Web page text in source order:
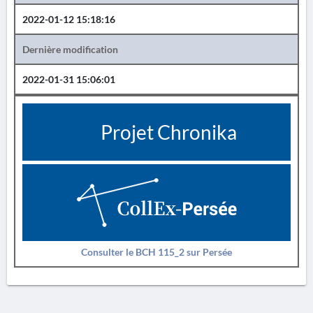
2022-01-12 15:18:16
Dernière modification
2022-01-31 15:06:01
Projet Chronika
Consulter le BCH 115_2 sur Persée